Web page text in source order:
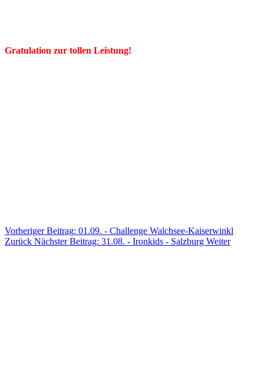
Gratulation zur tollen Leistung!
Vorheriger Beitrag: 01.09. - Challenge Walchsee-Kaiserwinkl
Zurück Nächster Beitrag: 31.08. - Ironkids - Salzburg Weiter